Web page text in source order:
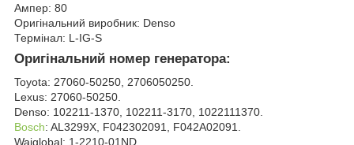
Ампер: 80
Оригінальний виробник: Denso
Термінал: L-IG-S
Оригінальний номер генератора:
Toyota: 27060-50250, 2706050250.
Lexus: 27060-50250.
Denso: 102211-1370, 102211-3170, 1022111370.
Bosch: AL3299X, F042302091, F042A02091.
Waiglobal: 1-2210-01ND.